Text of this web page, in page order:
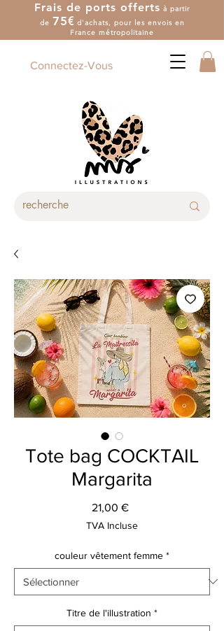
Frais de ports offerts à partir
de 75€ d'achats, pour les envois en
France métropolitaine
Connectez-Vous
Tote bag COCKTAIL
Margarita
21,00 €Prix
TVA Incluse
couleur vêtement femme *
Titre de l'illustration *